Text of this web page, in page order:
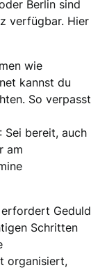
Berlin sind
verfügbar. Hier
wie
kannst du
So verpasst
: Sei bereit, auch
am
erfordert Geduld
Schritten
organisiert,